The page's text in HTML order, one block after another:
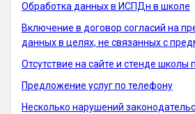
Обработка данных в ИСПДн в школе
Включение в договор согласий на
данных в целях, не связанных с
Отсутствие на сайте и стенде школы
Предложение услуг по телефону
Несколько нарушений